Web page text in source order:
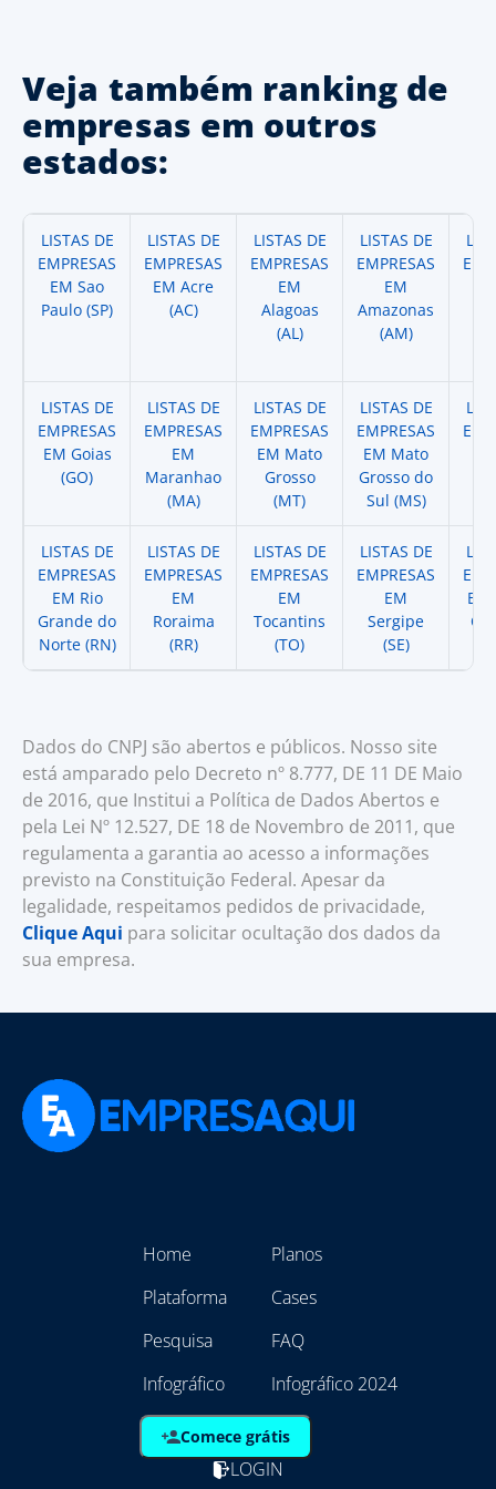
Veja também ranking de
empresas em outros
estados:
LISTAS DE
EMPRESAS
EM Sao
Paulo (SP)
LISTAS DE
EMPRESAS
EM Acre
(AC)
LISTAS DE
EMPRESAS
EM
Alagoas
(AL)
LISTAS DE
EMPRESAS
EM
Amazonas
(AM)
LISTAS DE
EMPRESAS
EM Goias
(GO)
LISTAS DE
EMPRESAS
EM
Maranhao
(MA)
LISTAS DE
EMPRESAS
EM Mato
Grosso
(MT)
LISTAS DE
EMPRESAS
EM Mato
Grosso do
Sul (MS)
LISTAS DE
EMPRESAS
EM Rio
Grande do
Norte (RN)
LISTAS DE
EMPRESAS
EM
Roraima
(RR)
LISTAS DE
EMPRESAS
EM
Tocantins
(TO)
LISTAS DE
EMPRESAS
EM
Sergipe
(SE)
EM
Dados do CNPJ são abertos e públicos. Nosso site
está amparado pelo Decreto nº 8.777, DE 11 DE Maio
de 2016, que Institui a Política de Dados Abertos e
pela Lei Nº 12.527, DE 18 de Novembro de 2011, que
regulamenta a garantia ao acesso a informações
previsto na Constituição Federal. Apesar da
legalidade, respeitamos pedidos de privacidade,
Clique Aqui para solicitar ocultação dos dados da
sua empresa.
Home
Plataforma
Pesquisa
Infográfico
Planos
Cases
FAQ
Infográfico 2024
Comece grátis
LOGIN